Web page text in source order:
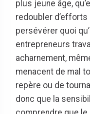
plus jeune âge,
redoubler d’efforts
persévérer quoi
entrepreneurs
acharnement,
menacent de mal
repère ou de
donc que la